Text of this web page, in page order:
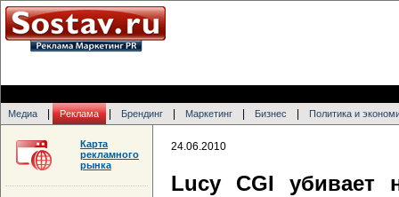
Медиа Реклама Брендинг Маркетинг Бизнес Политика и
24.06.2010
Lucy CGI убивает
Карта
рекламного
рынка